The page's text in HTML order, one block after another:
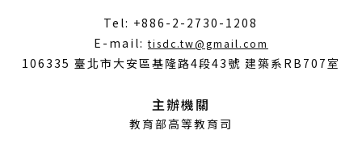
Tel: +886-2-2730-1208
E-mail:tisdc.tw@gmail.com
開
106335 臺北市大安區基隆路4段43號 建築系RB707室
主辦機關
教育部高等教育司